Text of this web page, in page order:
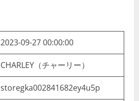
2023-09-27 00:00:00
CHARLEY（チャーリー）
storegka002841682ey4u5p